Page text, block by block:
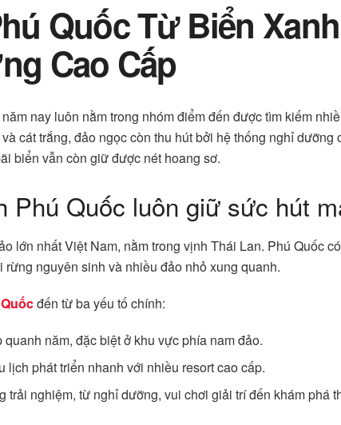
Quốc Từ Biển
Cao Cấp
nay luôn nằm trong nhóm điểm đến được tìm kiếm
cát trắng, đảo ngọc còn thu hút bởi hệ thống nghỉ dưỡng
biển vẫn còn giữ được nét hoang sơ.
Phú Quốc luôn giữ sức hút
lớn nhất Việt Nam, nằm trong vịnh Thái Lan. Phú Quốc
rừng nguyên sinh và nhiều đảo nhỏ xung quanh.
đến từ ba yếu tố chính:
năm, đặc biệt ở khu vực phía nam đảo.
lịch phát triển nhanh với nhiều resort cao cấp.
trải nghiệm, từ nghỉ dưỡng, vui chơi giải trí đến khám phá